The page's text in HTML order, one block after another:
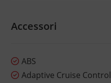
Accessori
ABS
Adaptive Cruise Control